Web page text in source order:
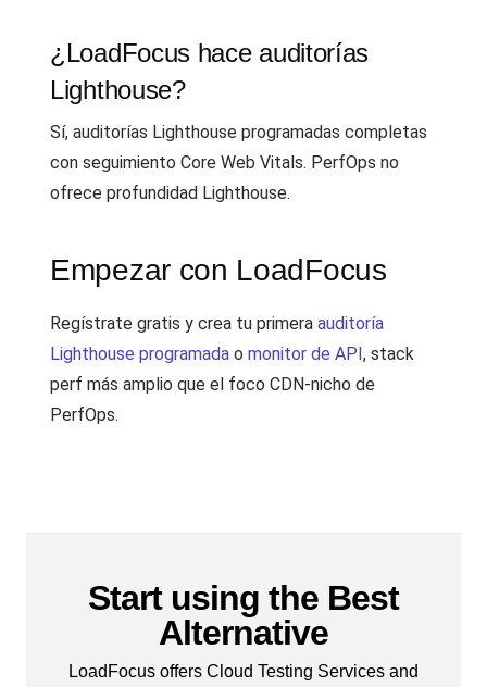
¿LoadFocus hace auditorías
Lighthouse?
Sí, auditorías Lighthouse programadas completas
con seguimiento Core Web Vitals. PerfOps no
ofrece profundidad Lighthouse.
Empezar con LoadFocus
Regístrate gratis y crea tu primera auditoría
Lighthouse programada o monitor de API, stack
perf más amplio que el foco CDN-nicho de
PerfOps.
Start using the Best
Alternative
LoadFocus offers Cloud Testing Services and